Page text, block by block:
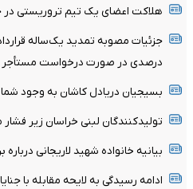
هلاکت اعضای یک تیم تروریستی
درصدی در صورت درخواست مستأجر
بسیجیان‌ دریادل‌ کاشان به‌ وجود
تولیدکنندگان لبنی خراسان زیر
بیانیه خانواده شهید لاریجانی
ادامه رسیدگی به لایحه مقابله با